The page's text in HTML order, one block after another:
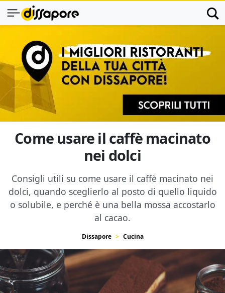
Come usare il caffè macinato
nei dolci
Consigli utili su come usare il caffè macinato nei
dolci, quando sceglierlo al posto di quello liquido
o solubile, e perché è una bella mossa accostarlo
al cacao.
Dissapore Cucina